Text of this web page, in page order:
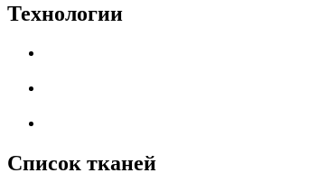
Технологии
Список тканей